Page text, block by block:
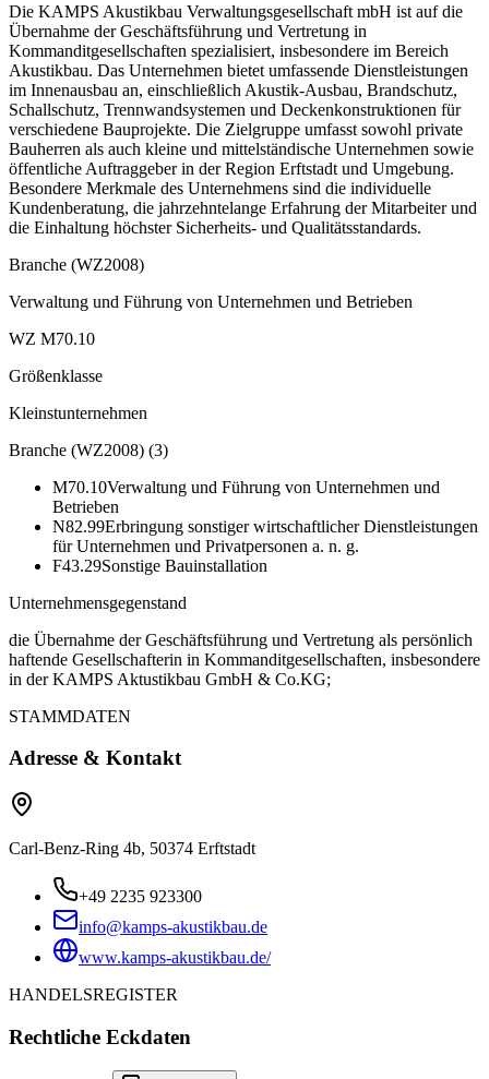
Die KAMPS Akustikbau Verwaltungsgesellschaft mbH ist auf die
Übernahme der Geschäftsführung und Vertretung in
Kommanditgesellschaften spezialisiert, insbesondere im Bereich
Akustikbau. Das Unternehmen bietet umfassende Dienstleistungen
im Innenausbau an, einschließlich Akustik-Ausbau, Brandschutz,
Schallschutz, Trennwandsystemen und Deckenkonstruktionen für
verschiedene Bauprojekte. Die Zielgruppe umfasst sowohl private
Bauherren als auch kleine und mittelständische Unternehmen sowie
öffentliche Auftraggeber in der Region Erftstadt und Umgebung.
Besondere Merkmale des Unternehmens sind die individuelle
Kundenberatung, die jahrzehntelange Erfahrung der Mitarbeiter und
die Einhaltung höchster Sicherheits- und Qualitätsstandards.
Branche (WZ2008)
Verwaltung und Führung von Unternehmen und Betrieben
WZ M70.10
Größenklasse
Kleinstunternehmen
Branche (WZ2008) (3)
M70.10Verwaltung und Führung von Unternehmen und
Betrieben
N82.99Erbringung sonstiger wirtschaftlicher Dienstleistungen
für Unternehmen und Privatpersonen a. n. g.
F43.29Sonstige Bauinstallation
Unternehmensgegenstand
die Übernahme der Geschäftsführung und Vertretung als persönlich
haftende Gesellschafterin in Kommanditgesellschaften, insbesondere
in der KAMPS Aktustikbau GmbH & Co.KG;
STAMMDATEN
Adresse & Kontakt
Carl-Benz-Ring 4b, 50374 Erftstadt
+49 2235 923300
info@kamps-akustikbau.de
www.kamps-akustikbau.de/
HANDELSREGISTER
Rechtliche Eckdaten